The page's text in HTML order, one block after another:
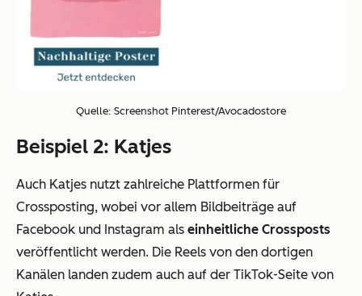
Quelle: Screenshot Pinterest/Avocadostore
Beispiel 2: Katjes
Auch Katjes nutzt zahlreiche Plattformen für
Crossposting, wobei vor allem Bildbeiträge auf
Facebook und Instagram als einheitliche Crossposts
veröffentlicht werden. Die Reels von den dortigen
Kanälen landen zudem auch auf der TikTok-Seite von